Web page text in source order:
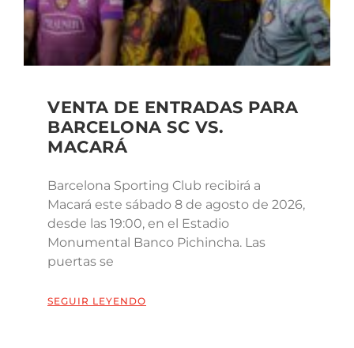
VENTA DE ENTRADAS PARA
BARCELONA SC VS.
MACARÁ
Barcelona Sporting Club recibirá a
Macará este sábado 8 de agosto de 2026,
desde las 19:00, en el Estadio
Monumental Banco Pichincha. Las
puertas se
SEGUIR LEYENDO